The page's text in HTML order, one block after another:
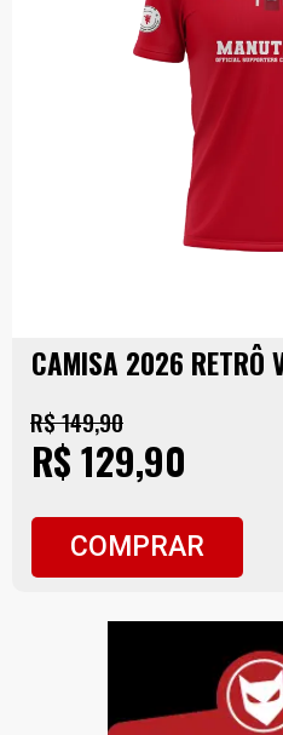
CAMISA 2026 RETRÔ
R$ 149,90
R$ 129,90
COMPRAR